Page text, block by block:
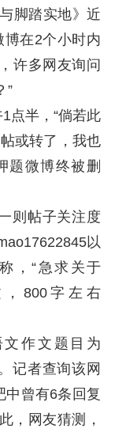
脚踏实地》近
博在2个小时内
许多网友询问
”
半，“倘若此
或转了，我也
题微博终被删
则帖子关注度
以
，“急求关于
，800字左右
作文题目为
记者查询该网
中曾有6条回复
，网友猜测，